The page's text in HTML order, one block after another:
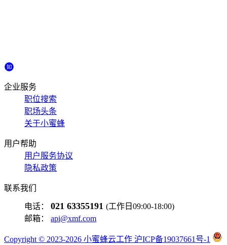
企业服务
职位搜索
职场头条
关于小蜜蜂
用户帮助
用户服务协议
隐私政策
联系我们
电话： 021 63355191 (工作日09:00-18:00)
邮箱： api@xmf.com
Copyright © 2023-2026 小蜜蜂云工作 沪ICP备19037661号-1